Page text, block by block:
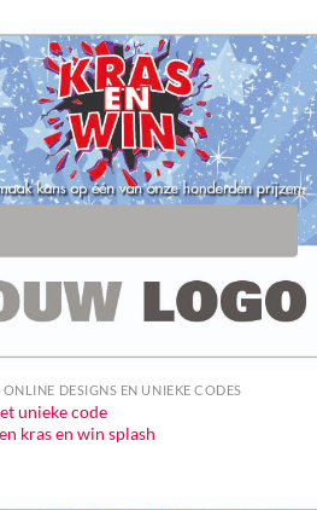
ONLINE DESIGNS EN UNIEKE CODES
unieke code
kras en win splash